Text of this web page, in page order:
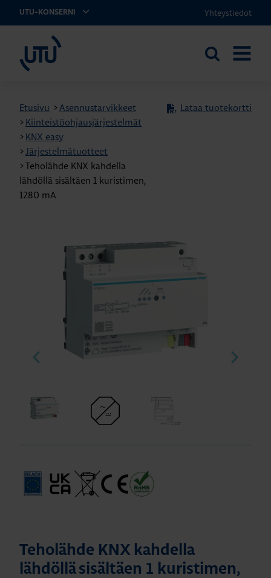
UTU-KONSERNI Yhteystiedot
Etsi
Etusivu >Asennustarvikkeet
> Kiinteistöohjausjärjestelmät
> KNX easy
>Järjestelmätuotteet
>Teholähde KNX kahdella
lähdöllä sisältäen 1 kuristimen,
1280 mA
Lataa tuotekortti
Teholähde KNX kahdella
lähdöllä sisältäen 1 kuristimen,